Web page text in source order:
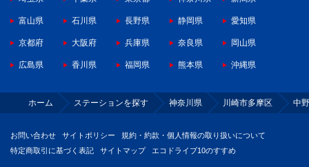
富山県 石川県 長野県 静岡県 愛知県
京都府 大阪府 兵庫県 奈良県 岡山県
広島県 香川県 福岡県 熊本県 沖縄県
ホーム ステーションを探す 神奈川県 川崎市多摩区 中
お問い合わせ サイトポリシー
規約・約款・個人情報の取り扱いについて
特定商取引に基づく表記
サイトマップ エコドライブ10のすすめ